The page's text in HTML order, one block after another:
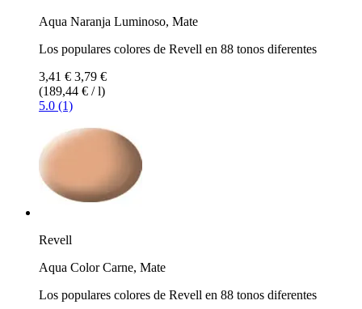
Aqua Naranja Luminoso, Mate
Los populares colores de Revell en 88 tonos diferentes
3,41 € 3,79 €
(189,44 € / l)
5.0 (1)
Revell
Aqua Color Carne, Mate
Los populares colores de Revell en 88 tonos diferentes